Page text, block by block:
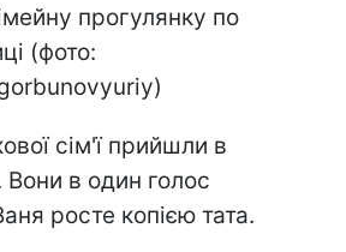
прогулянку по
(фото:
сім'ї прийшли в
Вони в один голос
росте копією тата.